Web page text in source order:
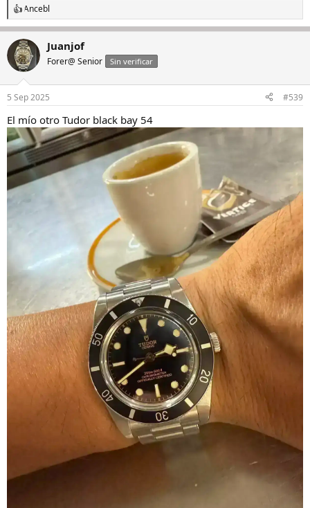
R
e
c
c
i
e
:
Ancebl
Juanjof
Forer@ Senior Sin verificar
5 Sep 2025 #539
El mío otro Tudor black bay 54